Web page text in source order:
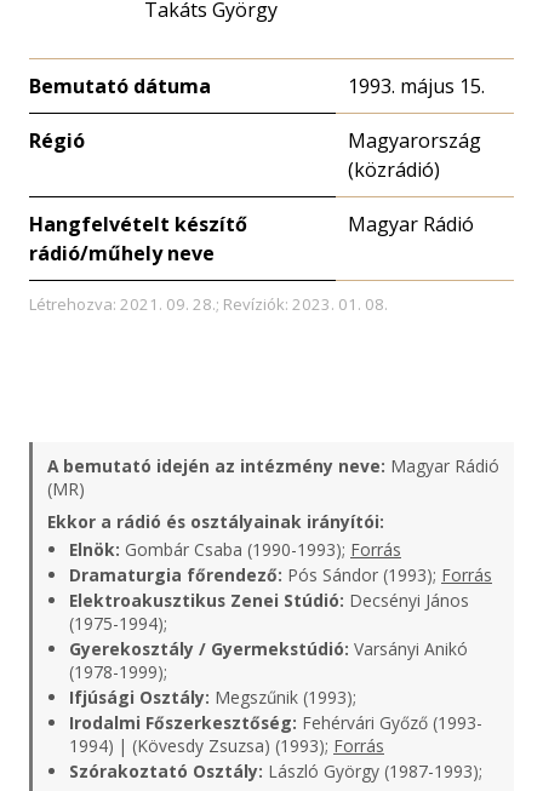
Takáts György
Bemutató dátuma 1993. május 15.
Régió
Magyarország
(közrádió)
Hangfelvételt készítő
rádió/műhely neve
Magyar Rádió
Létrehozva: 2021. 09. 28.; Revíziók: 2023. 01. 08.
A bemutató idején az intézmény neve: Magyar Rádió
(MR)
Ekkor a rádió és osztályainak irányítói:
Elnök: Gombár Csaba (1990-1993); Forrás
Dramaturgia főrendező: Pós Sándor (1993); Forrás
Elektroakusztikus Zenei Stúdió: Decsényi János
(1975-1994);
Gyerekosztály / Gyermekstúdió: Varsányi Anikó
(1978-1999);
Ifjúsági Osztály: Megszűnik (1993);
Irodalmi Főszerkesztőség: Fehérvári Győző (1993-
1994) | (Kövesdy Zsuzsa) (1993); Forrás
Szórakoztató Osztály: László György (1987-1993);